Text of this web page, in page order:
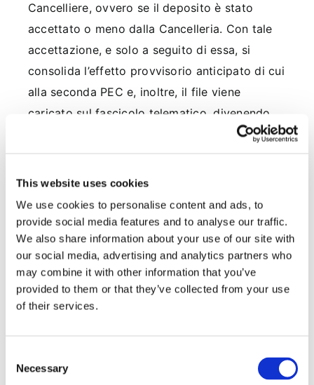
This website uses cookies
We use cookies to personalise content and ads, to
provide social media features and to analyse our traffic.
We also share information about your use of our site with
our social media, advertising and analytics partners who
may combine it with other information that you’ve
provided to them or that they’ve collected from your use
of their services.
Selection
Necessary
Cancelliere, ovvero se il deposito è stato
accettato o meno dalla Cancelleria. Con tale
accettazione, e solo a seguito di essa, si
consolida l’effetto provvisorio anticipato di cui
alla seconda PEC e, inoltre, il file viene
caricato sul fascicolo telematico, divenendo
Avv. Gavril Zaccaria
CONDIVIDI SUI SOCIAL